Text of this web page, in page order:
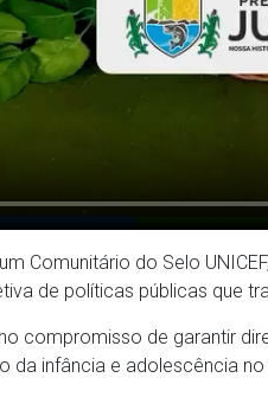
Comunitário do Selo
de políticas públicas que
compromisso de garantir
da infância e adolescência